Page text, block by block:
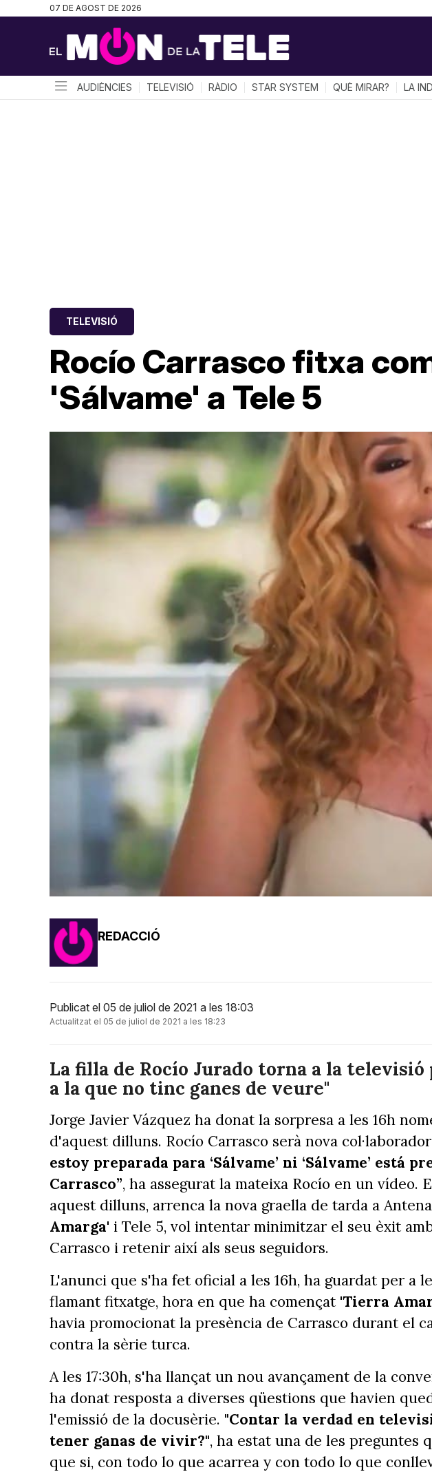
07 DE AGOST DE 2026
AUDIÈNCIES TELEVISIÓ RÀDIO STAR SYSTEM QUÈ MIRAR? LA
Rocío Carrasco fitxa
'Sálvame' a Tele 5
TELEVISIÓ
REDACCIÓ
Publicat el 05 de juliol de 2021 a les 18:03
Actualitzat el 05 de juliol de 2021 a les 18:23
La filla de Rocío Jurado torna a la televisió
a la que no tinc ganes de veure"
Jorge Javier Vázquez ha donat la sorpresa a les 16h
d'aquest dilluns. Rocío Carrasco serà nova
estoy preparada para ‘Sálvame’ ni ‘Sálvame’ está
Carrasco”, ha assegurat la mateixa Rocío en un vídeo.
aquest dilluns, arrenca la nova graella de tarda a
Amarga' i Tele 5, vol intentar minimitzar el seu èxit
Carrasco i retenir així als seus seguidors.
L'anunci que s'ha fet oficial a les 16h, ha guardat per a
flamant fitxatge, hora en que ha començat 'Tierra
havia promocionat la presència de Carrasco durant el
contra la sèrie turca.
A les 17:30h, s'ha llançat un nou avançament de la
ha donat resposta a diverses qüestions que havien
l'emissió de la docusèrie. "Contar la verdad en
tener ganas de vivir?", ha estat una de les preguntes
que si, con todo lo que acarrea y con todo lo que